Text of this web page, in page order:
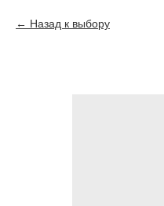
Назад к выбору